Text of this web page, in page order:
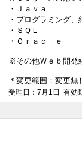
・Ｊａｖａ
・プログラミング、
・ＳＱＬ
・Ｏｒａｃｌｅ
※その他Ｗｅｂ開発
＊変更範囲：変更
受理日：7月1日 有効